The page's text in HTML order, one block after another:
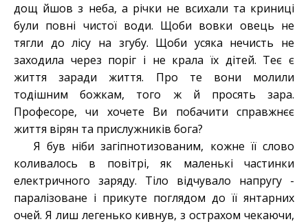
дощ йшов з неба, а річки не всихали та криниці
були повні чистої води. Щоби вовки овець не
тягли до лісу на згубу. Щоби усяка нечисть не
заходила через поріг і не крала їх дітей. Теє є
життя заради життя. Про те вони молили
тодішним божкам, того ж й просять зара.
Професоре, чи хочете Ви побачити справжнєє
життя вірян та прислужників бога?
Я був ніби загіпнотизованим, кожне її слово
коливалось в повітрі, як маленькі частинки
електричного заряду. Тіло відчувало напругу -
паралізоване і прикуте поглядом до її янтарних
очей. Я лиш легенько кивнув, з острахом чекаючи,